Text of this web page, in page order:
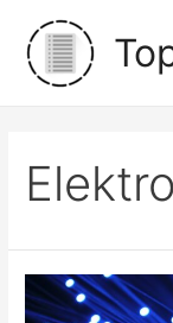
Inhalt
springen